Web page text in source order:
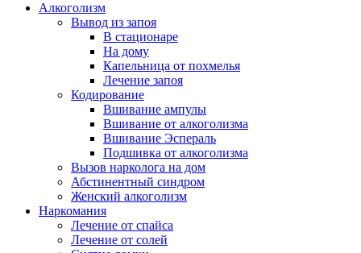
Алкоголизм
Вывод из запоя
В стационаре
На дому
Капельница от похмелья
Лечение запоя
Кодирование
Вшивание ампулы
Вшивание от алкоголизма
Вшивание Эспераль
Подшивка от алкоголизма
Вызов нарколога на дом
Абстинентный синдром
Женский алкоголизм
Наркомания
Лечение от спайса
Лечение от солей